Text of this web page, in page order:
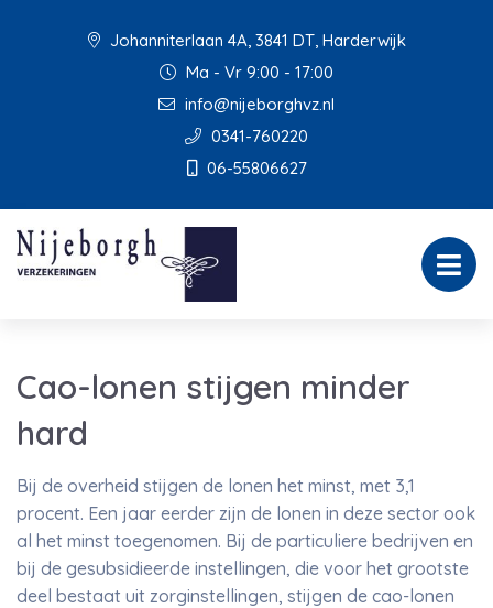
Johanniterlaan 4A, 3841 DT, Harderwijk
Ma - Vr 9:00 - 17:00
info@nijeborghvz.nl
0341-760220
06-55806627
Cao-lonen stijgen minder
hard
Bij de overheid stijgen de lonen het minst, met 3,1
procent. Een jaar eerder zijn de lonen in deze sector ook
al het minst toegenomen. Bij de particuliere bedrijven en
bij de gesubsidieerde instellingen, die voor het grootste
deel bestaat uit zorginstellingen, stijgen de cao-lonen